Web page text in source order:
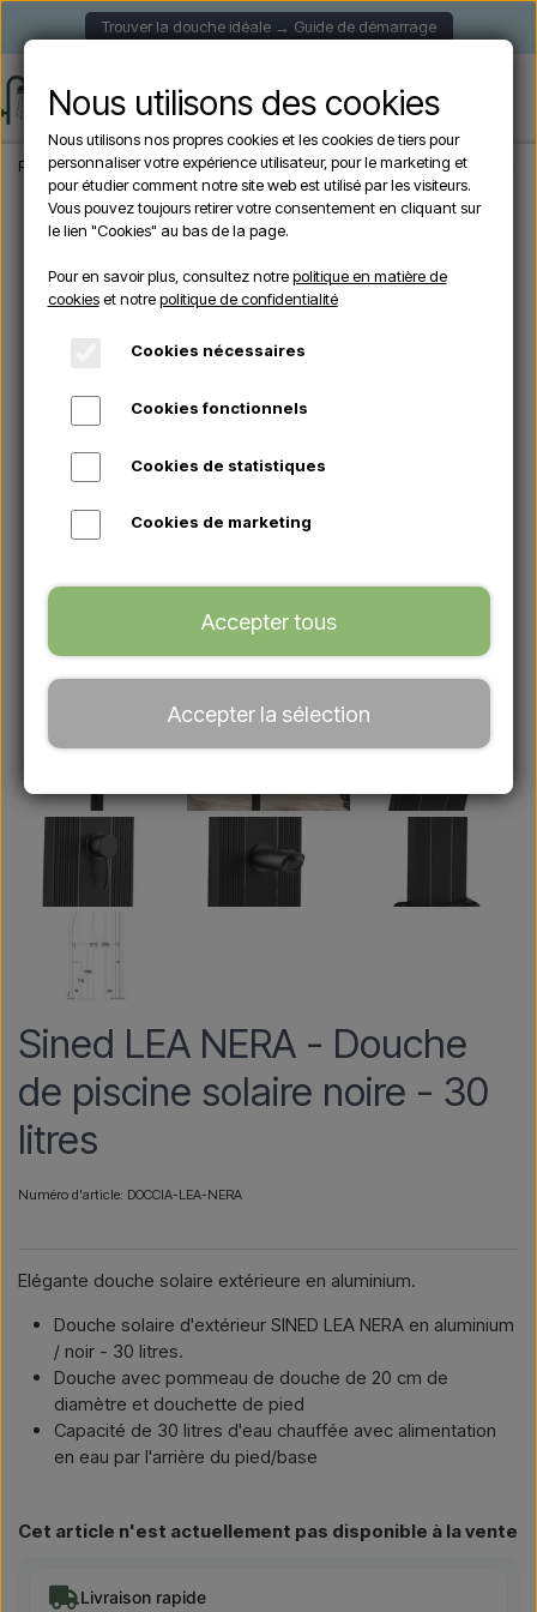
Trouver la douche idéale → Guide de démarrage
Page d'accueil Sined LEA NERA - Douche de piscine solaire noire - 30 litres
Sined LEA NERA - Douche
de piscine solaire noire - 30
litres
Numéro d'article: DOCCIA-LEA-NERA
Elégante douche solaire extérieure en aluminium.
Douche solaire d'extérieur SINED LEA NERA en aluminium
/ noir - 30 litres.
Douche avec pommeau de douche de 20 cm de
diamètre et douchette de pied
Capacité de 30 litres d'eau chauffée avec alimentation
en eau par l'arrière du pied/base
Cet article n'est actuellement pas disponible à la vente
Livraison rapide
Nous utilisons des cookies
Nous utilisons nos propres cookies et les cookies de tiers pour
personnaliser votre expérience utilisateur, pour le marketing et
pour étudier comment notre site web est utilisé par les visiteurs.
Vous pouvez toujours retirer votre consentement en cliquant sur
le lien "Cookies" au bas de la page.
Pour en savoir plus, consultez notrepolitique en matière de
cookieset notrepolitique de confidentialité
Cookies nécessaires
Cookies fonctionnels
Cookies de statistiques
Cookies de marketing
Accepter tous
Accepter la sélection